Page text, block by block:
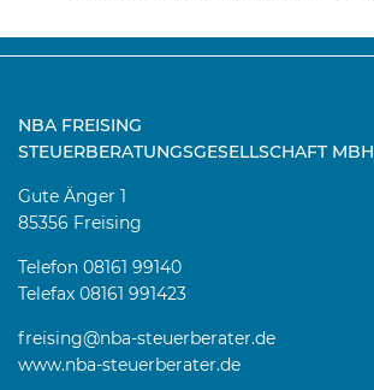
NBA FREISING
STEUERBERATUNGSGESELLSCHAFT MBH
Gute Änger 1
85356 Freising
Telefon 08161 99140
Telefax 08161 991423
freising@nba-steuerberater.de
www.nba-steuerberater.de